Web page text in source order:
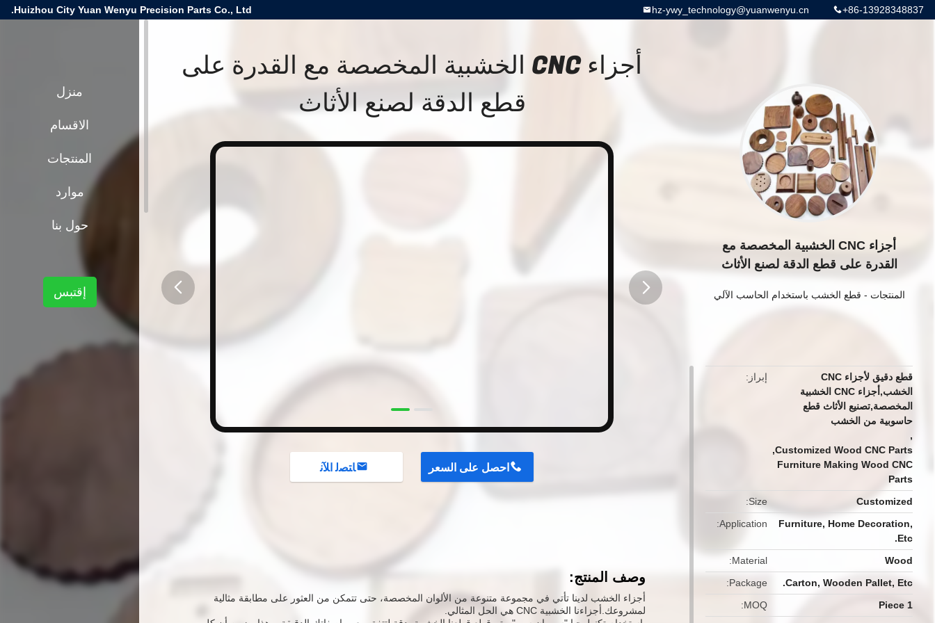
Huizhou City Yuan Wenyu Precision Parts Co., Ltd. +86-13928348837
hz-ywy_technology@yuanwenyu.cn
أجزاء CNC الخشبية المخصصة مع
القدرة على قطع الدقة لصنع الأثاث
المنتجات - قطع الخشب باستخدام الحاسب الآلي
إبراز
قطع دقيق لأجزاء CNC
الخشب,أجزاء CNC الخشبية
المخصصة,تصنيع الأثاث قطع
حاسوبية من الخشب
,
Customized Wood CNC Parts
,
Furniture Making Wood CNC
Parts
Size
Customized
Application
Furniture, Home Decoration,
Etc.
Material
Wood
Package
Carton, Wooden Pallet, Etc.
MOQ
1 Piece
أجزاء CNC الخشبية المخصصة مع القدرة على
قطع الدقة لصنع الأثاث
احصل على السعر ﺎﺘﺼﻟ ﺍﻶﻧ
وصف المنتج:
أجزاء الخشب لدينا تأتي في مجموعة متنوعة من الألوان المخصصة، حتى تتمكن من العثور على مطابقة مثالية
لمشروعك.أجزاءنا الخشبية CNC هي الحل المثالي.
منزل
الاقسام
المنتجات
موارد
حول بنا
إقتبس